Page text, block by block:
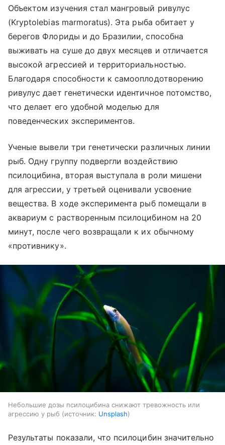
Объектом изучения стал мангровый ривулус
(Kryptolebias marmoratus). Эта рыба обитает у
берегов Флориды и до Бразилии, способна
выживать на суше до двух месяцев и отличается
высокой агрессией и территориальностью.
Благодаря способности к самооплодотворению
ривулус дает генетически идентичное потомство,
что делает его удобной моделью для
поведенческих экспериментов.
Ученые вывели три генетически различных линии
рыб. Одну группу подвергли воздействию
псилоцибина, вторая выступала в роли мишени
для агрессии, у третьей оценивали усвоение
вещества. В ходе эксперимента рыб помещали в
аквариум с растворенным псилоцибином на 20
минут, после чего возвращали к их обычному
«противнику».
Небольшие дозы псилоцибина снижают тревожность или
агрессию у рыб
источник: Unsplash
Результаты показали, что псилоцибин значительно